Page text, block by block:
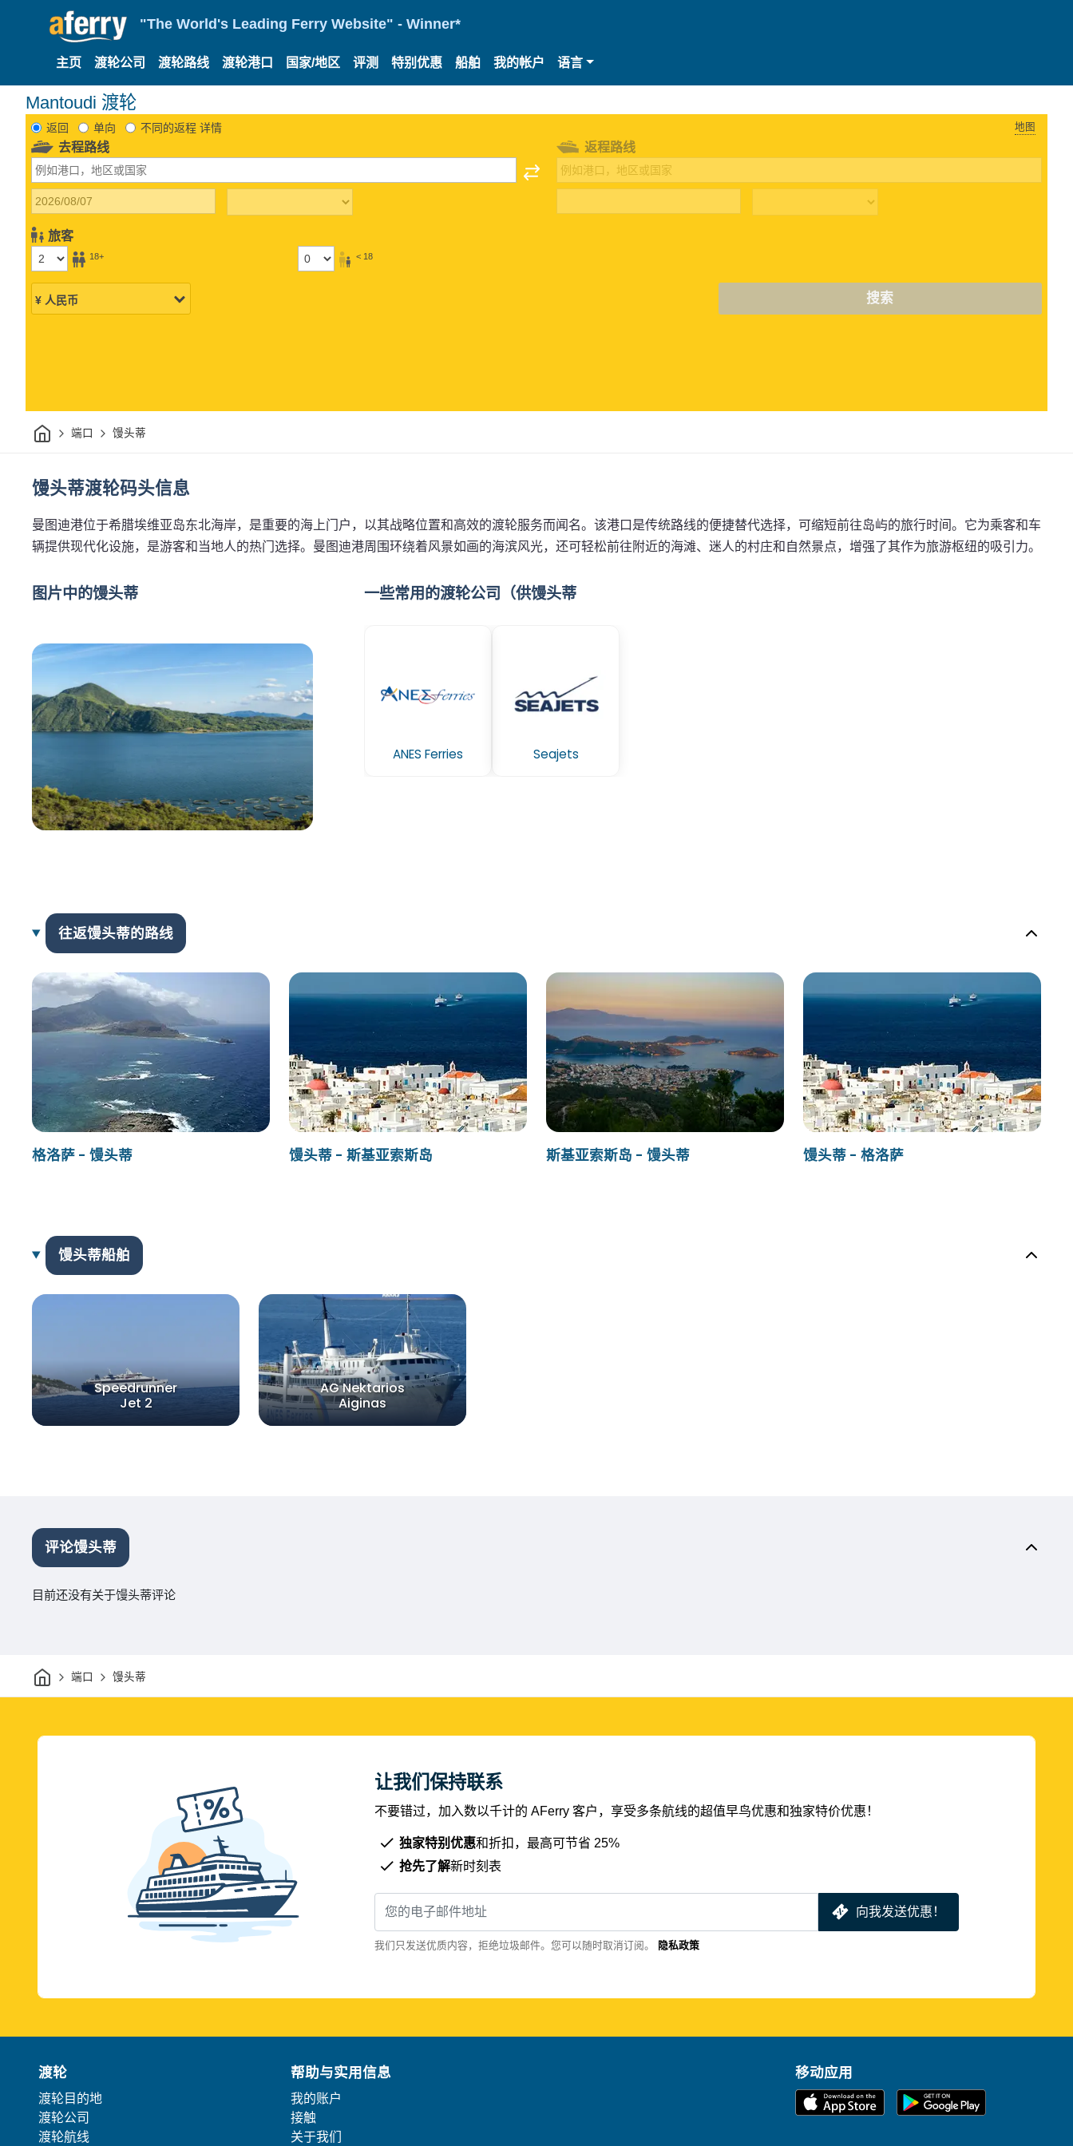
"The World's Leading Ferry Website" - Winner*
主页 渡轮公司 渡轮路线 渡轮港口 国家/地区 评测 特别优惠 船舶 我的帐户 语言
Mantoudi 渡轮
返回 单向 不同的返程 详情 地图
去程路线
旅客
18+ < 18
返程路线
搜索
家 端口 馒头蒂
馒头蒂渡轮码头信息
曼图迪港位于希腊埃维亚岛东北海岸，是重要的海上门户，以其战略位置和高效的渡轮服务而闻名。该港口是传统路线的便捷替代选择，可缩短前往岛屿的旅行时间。它为乘客和车
辆提供现代化设施，是游客和当地人的热门选择。曼图迪港周围环绕着风景如画的海滨风光，还可轻松前往附近的海滩、迷人的村庄和自然景点，增强了其作为旅游枢纽的吸引力。
图片中的馒头蒂 一些常用的渡轮公司（供馒头蒂
ANES Ferries Seajets
往返馒头蒂的路线
格洛萨 - 馒头蒂 馒头蒂 - 斯基亚索斯岛 斯基亚索斯岛 - 馒头蒂 馒头蒂 - 格洛萨
馒头蒂船舶
Speedrunner
Jet 2
AG Nektarios
Aiginas
评论馒头蒂
目前还没有关于馒头蒂评论
家 端口 馒头蒂
让我们保持联系
不要错过，加入数以千计的 AFerry 客户，享受多条航线的超值早鸟优惠和独家特价优惠！
独家特别优惠和折扣，最高可节省 25%
抢先了解新时刻表
向我发送优惠！
我们只发送优质内容，拒绝垃圾邮件。您可以随时取消订阅。 隐私政策
渡轮
渡轮目的地
渡轮公司
渡轮航线
帮助与实用信息
我的账户
接触
关于我们
移动应用